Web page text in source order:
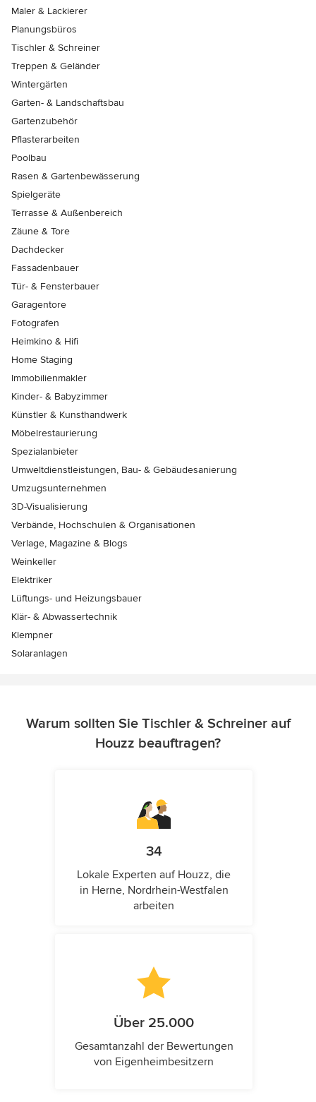
Maler & Lackierer
Planungsbüros
Tischler & Schreiner
Treppen & Geländer
Wintergärten
Garten- & Landschaftsbau
Gartenzubehör
Pflasterarbeiten
Poolbau
Rasen & Gartenbewässerung
Spielgeräte
Terrasse & Außenbereich
Zäune & Tore
Dachdecker
Fassadenbauer
Tür- & Fensterbauer
Garagentore
Fotografen
Heimkino & Hifi
Home Staging
Immobilienmakler
Kinder- & Babyzimmer
Künstler & Kunsthandwerk
Möbelrestaurierung
Spezialanbieter
Umweltdienstleistungen, Bau- & Gebäudesanierung
Umzugsunternehmen
3D-Visualisierung
Verbände, Hochschulen & Organisationen
Verlage, Magazine & Blogs
Weinkeller
Elektriker
Lüftungs- und Heizungsbauer
Klär- & Abwassertechnik
Klempner
Solaranlagen
Warum sollten Sie Tischler & Schreiner auf
Houzz beauftragen?
34
Lokale Experten auf Houzz, die
in Herne, Nordrhein-Westfalen
arbeiten
Über 25.000
Gesamtanzahl der Bewertungen
von Eigenheimbesitzern